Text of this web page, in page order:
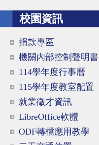
校園資訊
捐款專區
機關內部控制聲明書
114學年度行事曆
115學年度教室配置
就業徵才資訊
LibreOffice軟體
ODF轉檔應用教學